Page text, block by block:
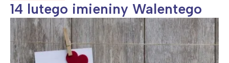
14 lutego imieniny Walentego
Wybieram